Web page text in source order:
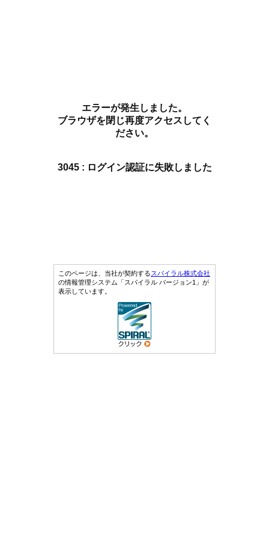
エラーが発生しました。
ブラウザを閉じ再度アクセスしてく
ださい。
3045 : ログイン認証に失敗しました
このページは、当社が契約するスパイラル株式会社
の情報管理システム「スパイラル バージョン1」が
表示しています。